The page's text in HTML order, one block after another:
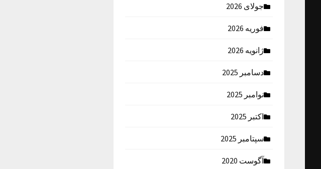
جولای 2026
فوریه 2026
ژانویه 2026
دسامبر 2025
نوامبر 2025
اکتبر 2025
سپتامبر 2025
آگوست 2020